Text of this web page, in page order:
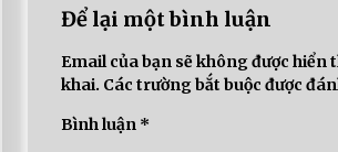
Để lại một bình luận
Email của bạn sẽ không được hiển
khai. Các trường bắt buộc được
Bình luận *